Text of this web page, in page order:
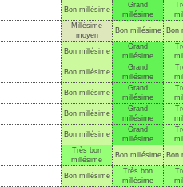
Bon millésime
Grand
millésime
Millésime
moyen
Bon millésime Bon
Bon millésime
Grand
millésime
Bon millésime
Grand
millésime
Bon millésime
Grand
millésime
Bon millésime
Grand
millésime
Bon millésime
Grand
millésime
Très bon
millésime
Bon millésime Bon
Bon millésime
Très bon
millésime